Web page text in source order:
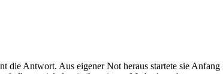
die Antwort. Aus eigener Not heraus startete sie